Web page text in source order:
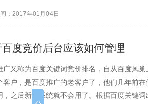
：2017年01月04日
百度竞价后台应该如何管理
广又称为百度关键词竞价排名，自从百度凤
客户，是百度推广的老客户了，他们几年前
，之后新的系统就不会用了。根据百度关键